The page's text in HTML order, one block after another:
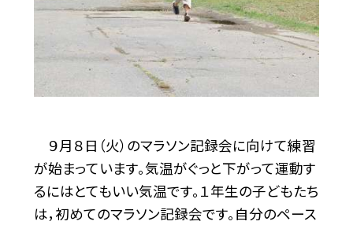
９月８日（火）のマラソン記録会に向けて練習
が始まっています。気温がぐっと下がって運動す
るにはとてもいい気温です。１年生の子どもたち
は，初めてのマラソン記録会です。自分のペース